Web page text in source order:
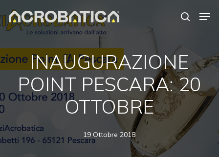
to
main
INAUGURAZIONE
POINT PESCARA: 20
OTTOBRE
19 Ottobre 2018